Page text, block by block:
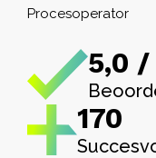
Procesoperator
5,0 /
170